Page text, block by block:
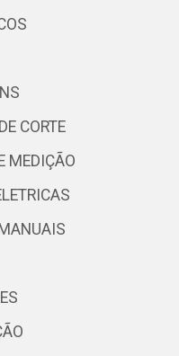
CORTE
MEDIÇÃO